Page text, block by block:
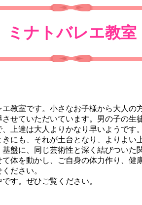
ミナトバレエ教室
教室です。小さなお子様から大人の
せていただいています。男の子の生
上達は大人よりかなり早いようです
にも、それが土台となり、よりよい
に、同じ芸術性と深く結びついた
を動かし、ご自身の体力作り、健
ださい。
す。ぜひご覧ください。